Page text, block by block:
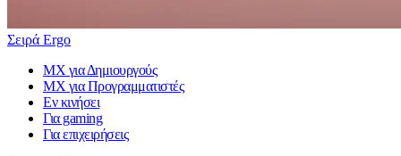
Σειρά Ergo
MX για Δημιουργούς
MX για Προγραμματιστές
Εν κινήσει
Για gaming
Για επιχειρήσεις